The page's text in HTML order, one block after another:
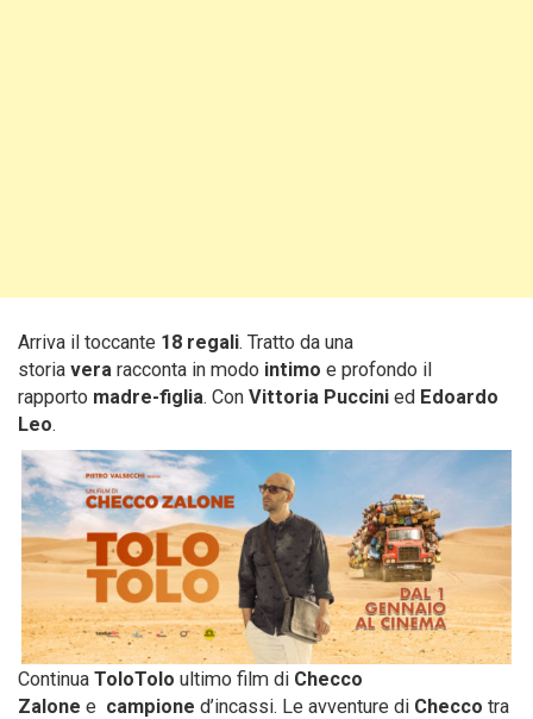
Arriva il toccante 18 regali. Tratto da una
storia vera racconta in modo intimo e profondo il
rapporto madre-figlia. Con Vittoria Puccini ed Edoardo
Leo.
Continua ToloTolo ultimo film di Checco
Zalone e campione d’incassi. Le avventure di Checco tra